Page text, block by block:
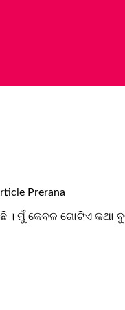
। ମୁଁ କେବଳ ଗୋଟିଏ କଥା